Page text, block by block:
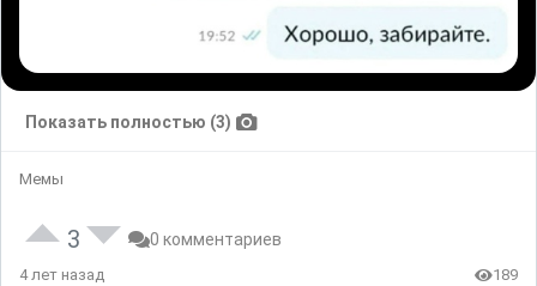
Показать полностью (3)
Мемы
3 0 комментариев
4 лет назад 189